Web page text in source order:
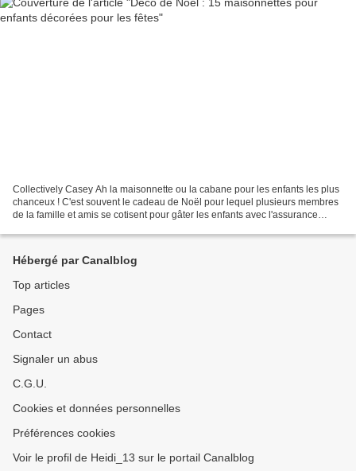
Collectively Casey Ah la maisonnette ou la cabane pour les enfants les plus
chanceux ! C'est souvent le cadeau de Noël pour lequel plusieurs membres
de la famille et amis se cotisent pour gâter les enfants avec l'assurance
Hébergé par Canalblog
Top articles
Pages
Contact
Signaler un abus
C.G.U.
Cookies et données personnelles
Préférences cookies
Voir le profil de Heidi_13 sur le portail Canalblog